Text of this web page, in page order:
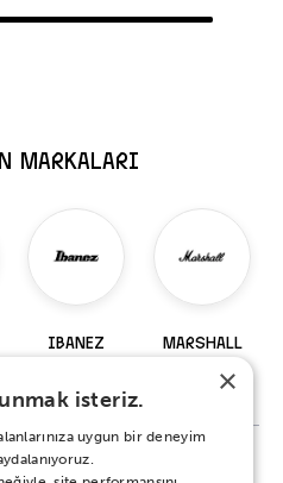
MARKALARI
IBANEZ MARSHALL
147 Ürün×
isteriz.
uygun bir deneyim